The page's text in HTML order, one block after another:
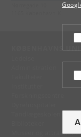
KØBENHAVNS
Museer og